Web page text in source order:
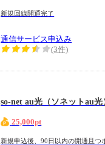
新規回線開通完了
通信サービス申込み
(3件)
so-net au光（ソネットau光
25,000pt
新規申込後、90日以内の開通且つ